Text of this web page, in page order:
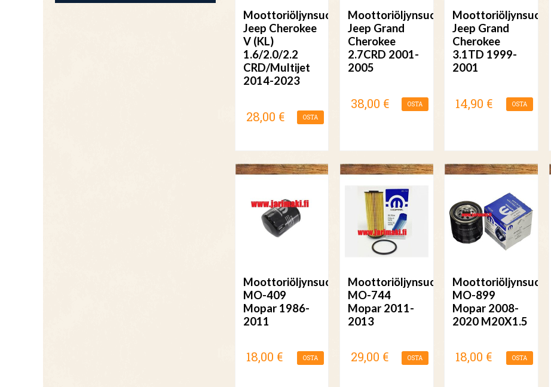
Moottoriöljynsuodatin
Jeep Cherokee
V (KL)
1.6/2.0/2.2
CRD/Multijet
2014-2023
28,00 € OSTA
Moottoriöljynsuodatin
Jeep Grand
Cherokee
2.7CRD 2001-
2005
38,00 € OSTA
Jeep Grand
Cherokee
3.1TD 1999-
2001
14,90 € OSTA
Moottoriöljynsuodatin
MO-409
Mopar 1986-
2011
18,00 € OSTA
Moottoriöljynsuodatin
MO-744
Mopar 2011-
2013
29,00 € OSTA
MO-899
Mopar 2008-
2020 M20X1.5
18,00 € OSTA